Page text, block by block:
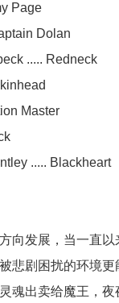
Dolan
Redneck
Master
..... Blackheart
向发展，当一直
悲剧困扰的环境
魂出卖给魔王，